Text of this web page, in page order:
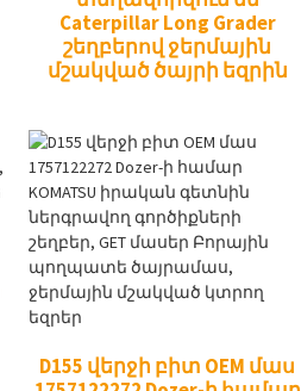
Caterpillar Long Grader
շեղբերով ջերմային
մշակված ծայրի եզրին
D155 վերջի բիտ OEM մաս